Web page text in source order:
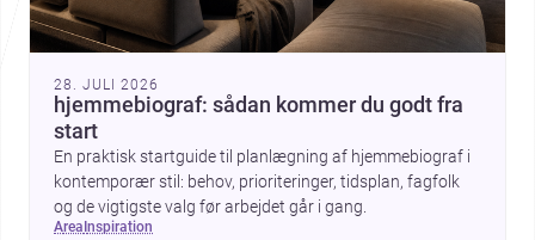
28. JULI 2026
hjemmebiograf: sådan kommer du godt fra
start
En praktisk startguide til planlægning af hjemmebiograf i
kontemporær stil: behov, prioriteringer, tidsplan, fagfolk
og de vigtigste valg før arbejdet går i gang.
area inspiration